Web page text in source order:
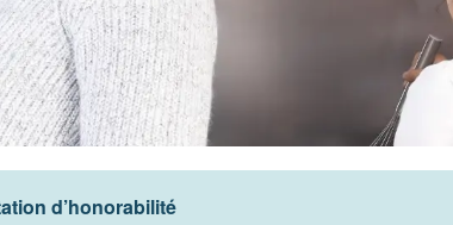
d’honorabilité